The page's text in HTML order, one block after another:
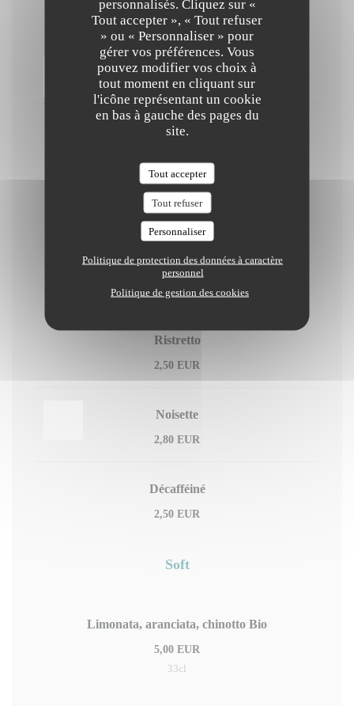
personnalisés. Cliquez sur «
Tout accepter », « Tout refuser
» ou « Personnaliser » pour
gérer vos préférences. Vous
pouvez modifier vos choix à
tout moment en cliquant sur
l'icône représentant un cookie
en bas à gauche des pages du
site.
Tout accepter
Tout refuser
Personnaliser
Politique de protection des données à caractère
personnel
Politique de gestion des cookies
Limoncello
6,00 EUR
Amaretto
Grappa
6,00 EUR
Cafe
Ristretto
2,50 EUR
Noisette
2,80 EUR
Décafféiné
2,50 EUR
Soft
Limonata, aranciata, chinotto Bio
5,00 EUR
33cl